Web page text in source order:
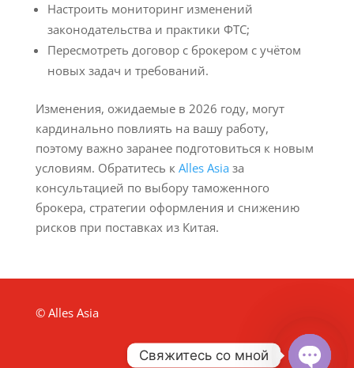
Настроить мониторинг изменений
законодательства и практики ФТС;
Пересмотреть договор с брокером с учётом
новых задач и требований.
Изменения, ожидаемые в 2026 году, могут
кардинально повлиять на вашу работу,
поэтому важно заранее подготовиться к новым
условиям. Обратитесь к Alles Asia за
консультацией по выбору таможенного
брокера, стратегии оформления и снижению
рисков при поставках из Китая.
© Alles Asia
Свяжитесь со мной